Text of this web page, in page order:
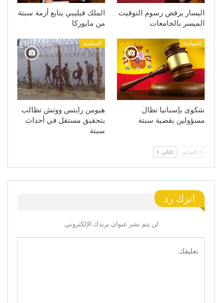
اليسار يرفض رسوم التوقيت
الميسر بالجامعات
الملك فيليبي يتابع أزمة سبتة
من مايوركا
السياسة
شكوى بإسبانيا تطال
مسؤولين بقضية سبتة
السياسة
هيومن رايتس ووتش تطالب
بتحقيق مستقل في أحداث
سبتة
السابق التالي
اترك رد
لن يتم نشر عنوان بريدك الإلكتروني.